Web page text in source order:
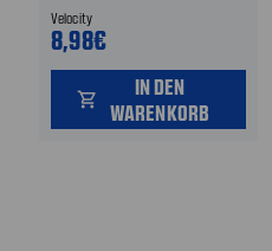
Velocity
8,98€
shopping_cart
IN DEN
WARENKORB